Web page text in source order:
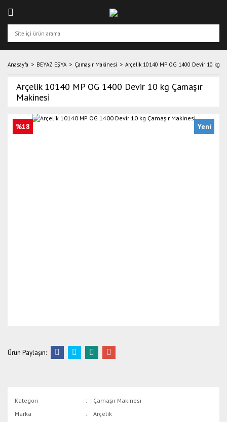
Anasayfa BEYAZ EŞYA Çamaşır Makinesi Arçelik 10140 MP OG 1400 Devir 10 kg
Arçelik 10140 MP OG 1400 Devir 10 kg Çamaşır
Makinesi
%18 Yeni
Ürün Paylaşın:
Kategori
Çamaşır Makinesi
Marka
Arçelik